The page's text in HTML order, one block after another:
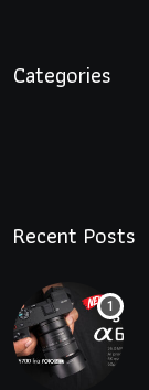
Categories
Recent Posts